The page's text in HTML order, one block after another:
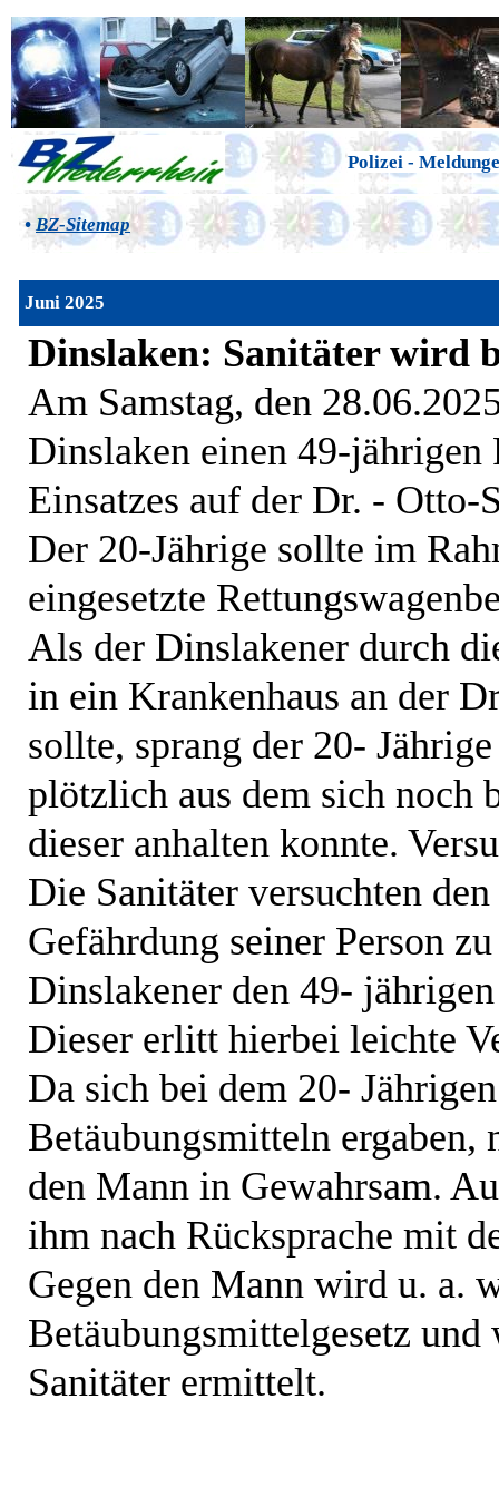
Polizei -
• BZ-Sitemap
Juni 2025
Dinslaken: Sanitäter wird
Am Samstag, den
Dinslaken einen 49-jährigen
Einsatzes auf der Dr. - Otto-
Der 20-Jährige sollte im
eingesetzte
Als der Dinslakener durch
in ein Krankenhaus an der
sollte, sprang der 20-
plötzlich aus dem sich noch
dieser anhalten konnte.
Die Sanitäter versuchten
Gefährdung seiner Person
Dinslakener den 49-
Dieser erlitt hierbei leichte
Da sich bei dem 20-
Betäubungsmitteln ergaben,
den Mann in Gewahrsam.
ihm nach Rücksprache mit
Gegen den Mann wird u. a.
Betäubungsmittelgesetz
Sanitäter ermittelt.